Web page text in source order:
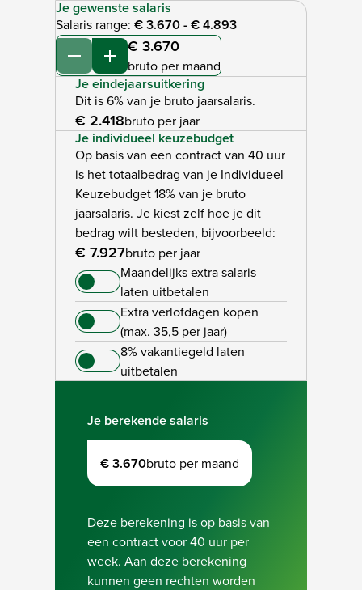
Je gewenste salaris
Salaris range: € 3.670-€ 4.893
Verminderen
Verhogen
€ 3.670
bruto per maand
Je eindejaarsuitkering
Dit is 6% van je bruto jaarsalaris.
€ 2.418bruto per jaar
Je individueel keuzebudget
Op basis van een contract van 40 uur
is het totaalbedrag van je Individueel
Keuzebudget 18% van je bruto
jaarsalaris. Je kiest zelf hoe je dit
bedrag wilt besteden, bijvoorbeeld:
€ 7.927bruto per jaar
Maandelijks extra salaris
laten uitbetalen
Extra verlofdagen kopen
(max. 35,5 per jaar)
8% vakantiegeld laten
uitbetalen
Je berekende salaris
€ 3.670bruto per maand
Deze berekening is op basis van
een contract voor 40 uur per
week. Aan deze berekening
kunnen geen rechten worden